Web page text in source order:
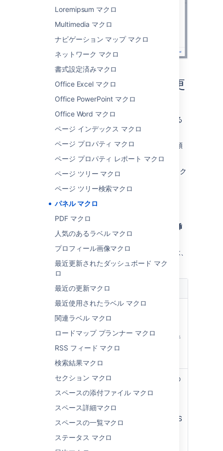
Loremipsum マクロ
Multimedia マクロ
ナビゲーション マップ マクロ
ネットワーク マクロ
書式設定済みマクロ
Office Excel マクロ
Office PowerPoint マクロ
Office Word マクロ
ページ インデックス マクロ
ページ プロパティ マクロ
ページ プロパティ レポート マクロ
ページ ツリー マクロ
ページ ツリー検索マクロ
パネル マクロ
PDF マクロ
人気のあるラベル マクロ
プロフィール画像マクロ
最近更新されたダッシュボード マク
ロ
最近の更新マクロ
最近使用されたラベル マクロ
関連ラベル マクロ
ロードマップ プランナー マクロ
RSS フィード マクロ
検索結果マクロ
セクション マクロ
スペースの添付ファイル マクロ
スペース詳細マクロ
スペースの一覧マクロ
ステータス マクロ
マクロ パラメーターを変更
する
マクロ パラメーターは、マクロの動作を変える
ために使用します。
マクロ パラメーターを変更するには、次の手順
を実行します。
エディタでマクロのプレースホルダーをク
挿
入] を選択します。
このマクロで使用できるパラメーターの一覧は、
次のとおりです。
パラメーター 既定
パネル タイトル
(title)
なし
パネルのタイト
ルはタイトル行
枠線のスタイル
(borderStyle )
solid
パネルの枠線の
スタイル。
solid
他の有効な CSS